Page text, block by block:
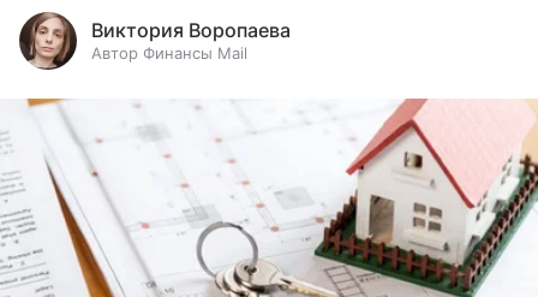
Виктория Воропаева
Автор Финансы Mail